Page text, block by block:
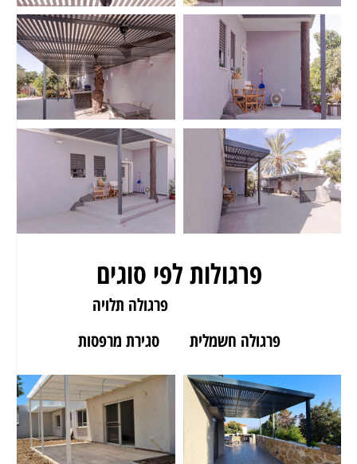
פרגולות לפי סוגים
פרגולה תלויה
פרגולה חשמלית
סגירת מרפסות